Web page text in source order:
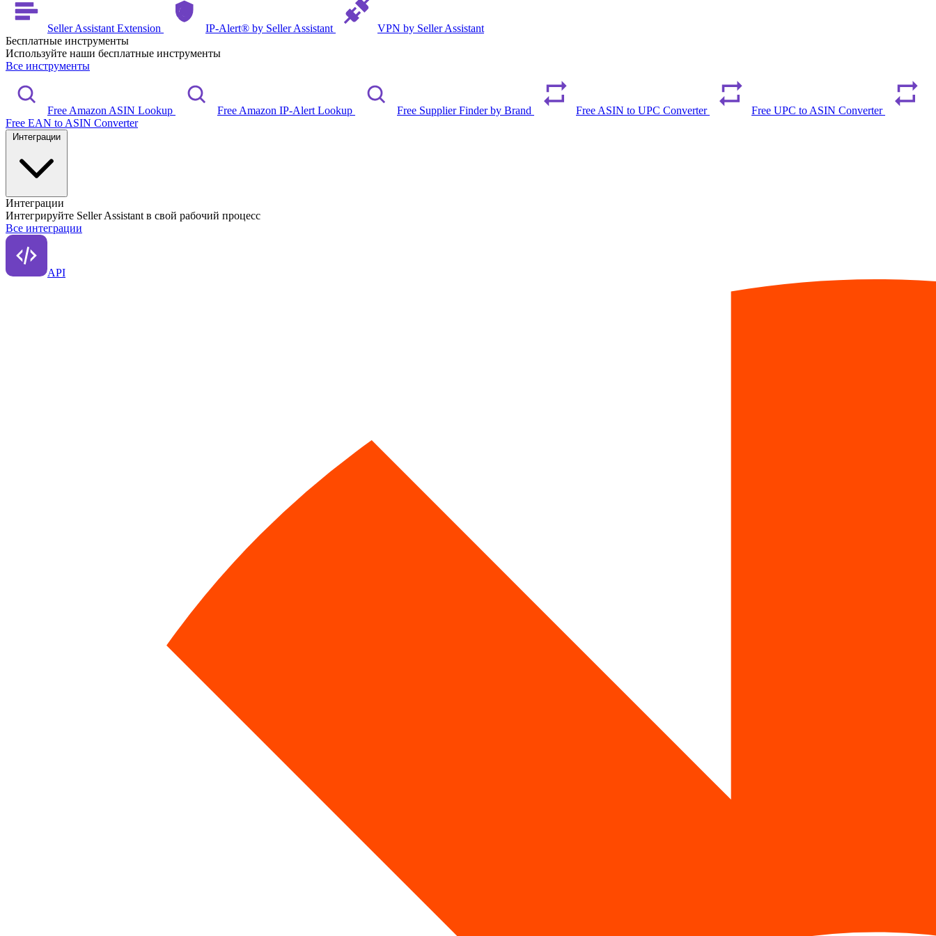
Seller Assistant Extension IP-Alert® by Seller Assistant
VPN by Seller Assistant
Бесплатные инструменты
Используйте наши бесплатные инструменты
Все инструменты
Free Amazon ASIN Lookup Free Amazon IP-Alert Lookup Free Supplier Finder by Brand Free ASIN to UPC Converter
Free UPC to ASIN Converter
Free EAN to ASIN Converter
Интеграции
Интегрируйте Seller Assistant в свой рабочий процесс
Все интеграции
API